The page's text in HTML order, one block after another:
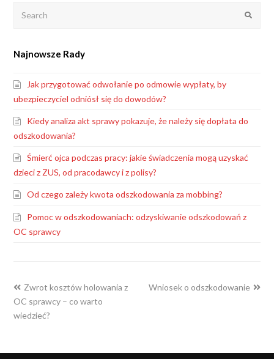
Najnowsze Rady
Jak przygotować odwołanie po odmowie wypłaty, by
ubezpieczyciel odniósł się do dowodów?
Kiedy analiza akt sprawy pokazuje, że należy się dopłata do
odszkodowania?
Śmierć ojca podczas pracy: jakie świadczenia mogą uzyskać
dzieci z ZUS, od pracodawcy i z polisy?
Od czego zależy kwota odszkodowania za mobbing?
Pomoc w odszkodowaniach: odzyskiwanie odszkodowań z
OC sprawcy
previous
post:
Zwrot kosztów holowania z
OC sprawcy – co warto
wiedzieć?
next
Wniosek o odszkodowanie